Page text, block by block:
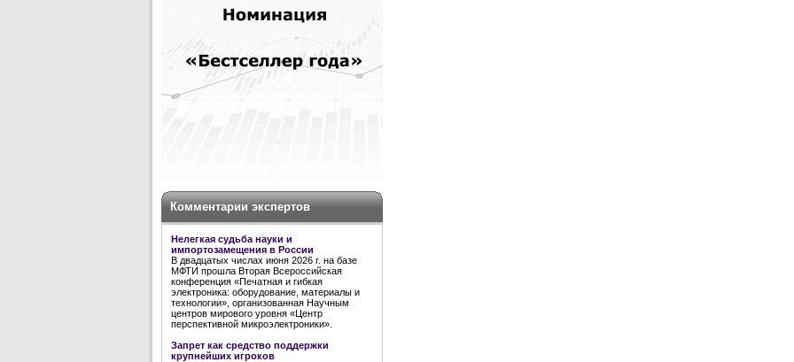
Комментарии экспертов
Нелегкая судьба науки и
импортозамещения в России
В двадцатых числах июня 2026 г. на базе
МФТИ прошла Вторая Всероссийская
конференция «Печатная и гибкая
электроника: оборудование, материалы и
технологии», организованная Научным
центров мирового уровня «Центр
перспективной микроэлектроники».
Запрет как средство поддержки
крупнейших игроков